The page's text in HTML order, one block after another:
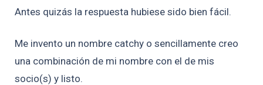
Antes quizás la respuesta hubiese sido bien fácil.
Me invento un nombre catchy o sencillamente creo
una combinación de mi nombre con el de mis
socio(s) y listo.